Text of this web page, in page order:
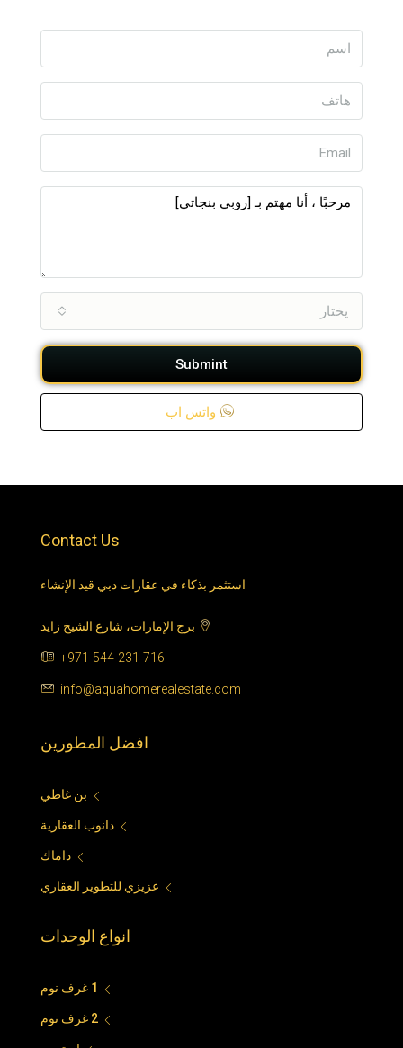
يختار
Submint
واتس اب
Contact Us
استثمر بذكاء في عقارات دبي قيد الإنشاء
برج الإمارات، شارع الشيخ زايد
+971-544-231-716
info@aquahomerealestate.com
افضل المطورين
بن غاطي
دانوب العقارية
داماك
عزيزي للتطوير العقاري
انواع الوحدات
1 غرف نوم
2 غرف نوم